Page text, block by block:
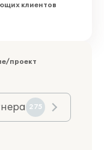
клиентов
проект
275